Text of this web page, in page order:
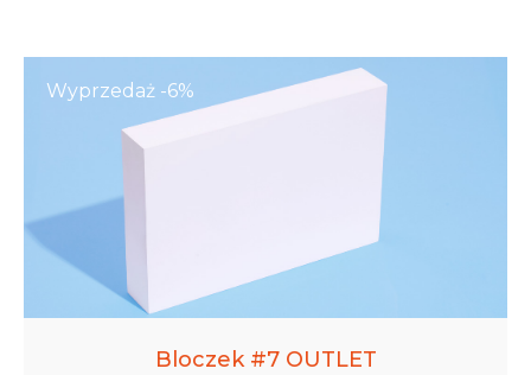
Wyprzedaż -6%
Bloczek #7 OUTLET